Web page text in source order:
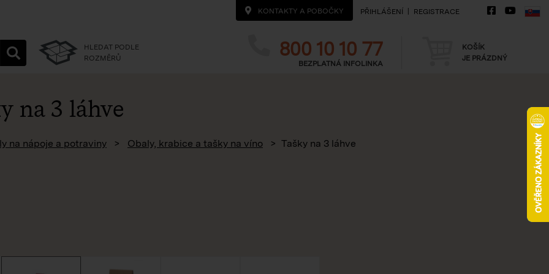
KONTAKTY A POBOČKY PŘIHLÁŠENÍ REGISTRACE
HLEDAT PODLE
ROZMĚRŮ
Telefon
800 10 10 77
BEZPLATNÁ INFOLINKA Košík
KOŠÍK
JE PRÁZDNÝ
na 3 láhve
na nápoje a potraviny Obaly, krabice a tašky na víno Tašky na 3 láhve